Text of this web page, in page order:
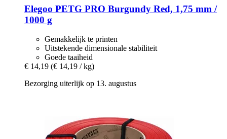
Elegoo PETG PRO Burgundy Red, 1,75 mm /
1000 g
Gemakkelijk te printen
Uitstekende dimensionale stabiliteit
Goede taaiheid
€ 14,19 (€ 14,19 / kg)
Bezorging uiterlijk op 13. augustus